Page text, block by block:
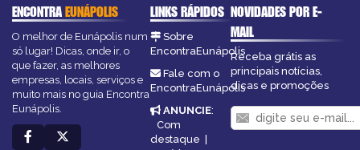
ENCONTRAEUNÁPOLIS
O melhor de Eunápolis num
só lugar! Dicas, onde ir, o
que fazer, as melhores
empresas, locais, serviços e
muito mais no guia Encontra
Eunápolis.
LINKS RÁPIDOS
Sobre
EncontraEunápolis
Fale com o
EncontraEunápolis
ANUNCIE:
Com
destaque |
NOVIDADES POR E-
MAIL
Receba grátis as
principais notícias,
dicas e promoções